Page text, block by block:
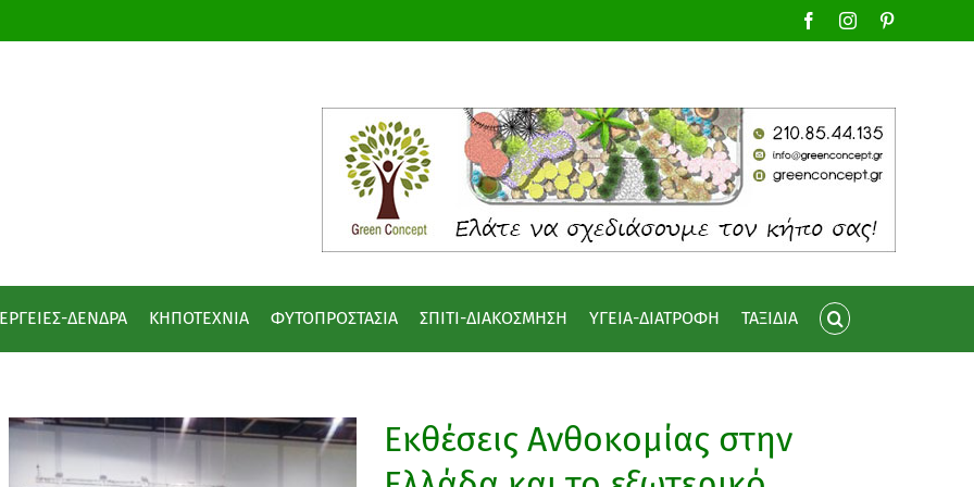
FacebookInstagram
ΔΕΝΔΡΑ ΚΗΠΟΤΕΧΝΙΑ ΦΥΤΟΠΡΟΣΤΑΣΙΑ ΣΠΙΤΙ-ΔΙΑΚΟΣΜΗΣΗ ΥΓΕΙΑ-ΔΙΑΤΡΟΦΗ ΤΑΞΙΔΙΑ
Εκθέσεις Ανθοκομίας στην